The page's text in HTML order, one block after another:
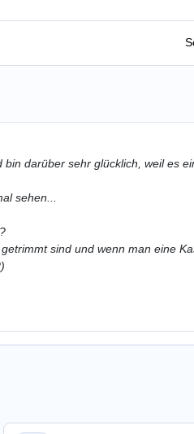
darüber sehr glücklich, weil es
sehen...
sind und wenn man eine